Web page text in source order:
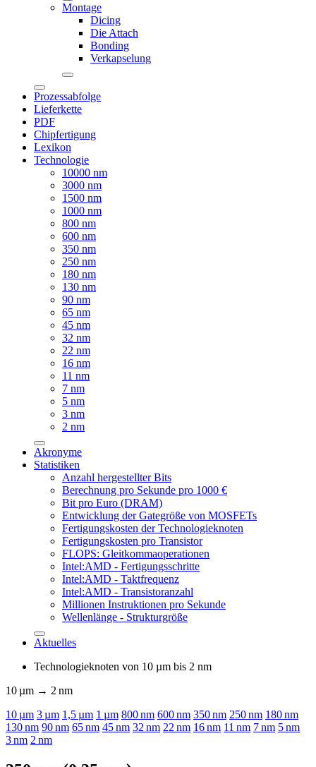
Montage
Dicing
Die Attach
Bonding
Verkapselung
Prozessabfolge
Lieferkette
PDF
Chipfertigung
Lexikon
Technologie
10000 nm
3000 nm
1500 nm
1000 nm
800 nm
600 nm
350 nm
250 nm
180 nm
130 nm
90 nm
65 nm
45 nm
32 nm
22 nm
16 nm
11 nm
7 nm
5 nm
3 nm
2 nm
Akronyme
Statistiken
Anzahl hergestellter Bits
Berechnung pro Sekunde pro 1000 €
Bit pro Euro (DRAM)
Entwicklung der Gategröße von MOSFETs
Fertigungskosten der Technologieknoten
Fertigungskosten pro Transistor
FLOPS: Gleitkommaoperationen
Intel:AMD - Fertigungsschritte
Intel:AMD - Taktfrequenz
Intel:AMD - Transistoranzahl
Millionen Instruktionen pro Sekunde
Wellenlänge - Strukturgröße
Aktuelles
Technologieknoten von 10 µm bis 2 nm
10µm → 2 nm
10µm 3µm 1,5µm 1 µm 800 nm 600 nm 350 nm 250 nm 180 nm
130 nm 90 nm 65 nm 45 nm 32 nm 22 nm 16 nm 11 nm 7 nm 5 nm
3 nm 2 nm